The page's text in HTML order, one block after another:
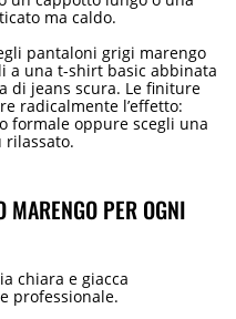
ma caldo.
pantaloni grigi marengo
a una t-shirt basic abbinata
di jeans scura. Le finiture
radicalmente l’effetto:
formale oppure scegli una
rilassato.
MARENGO PER OGNI
chiara e giacca
professionale.